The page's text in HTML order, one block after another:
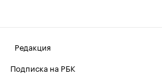
Редакция
Подписка на РБК